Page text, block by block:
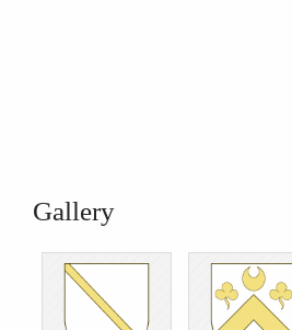
Gallery